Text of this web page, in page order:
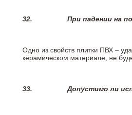
32. При падении на
Одно из свойств плитки ПВХ –
керамическом материале, не
33.Допустимо ли